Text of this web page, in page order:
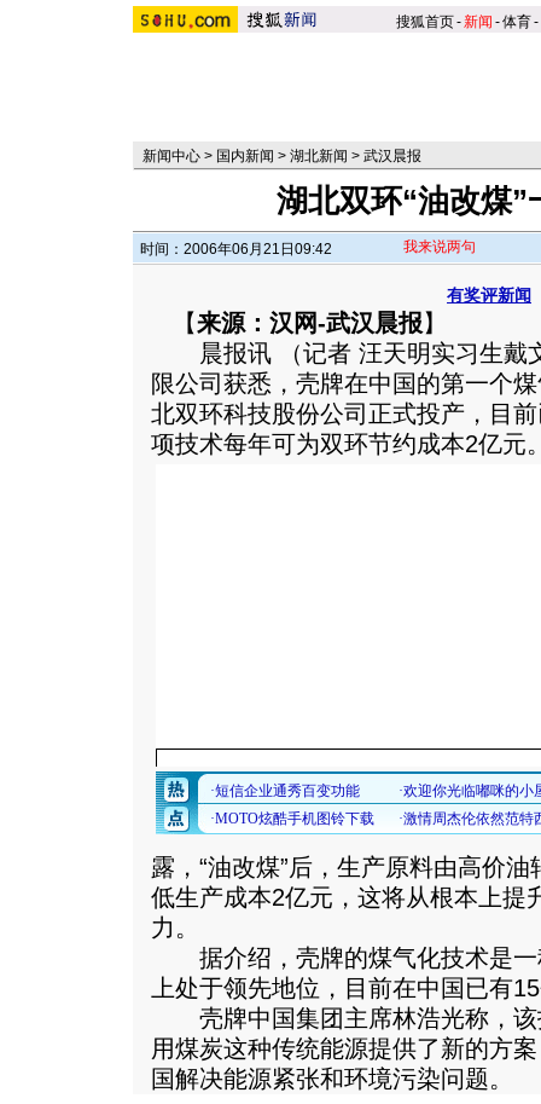
搜狐首页-新闻 -体育-
新闻中心 > 国内新闻 > 湖北新闻 > 武汉晨报
湖北双环“油改煤”
时间：2006年06月21日09:42 我来说两句
有奖评新闻
【来源：汉网-武汉晨报】
晨报讯 （记者 汪天明实习生戴
限公司获悉，壳牌在中国的第一个
北双环科技股份公司正式投产，目
项技术每年可为双环节约成本2亿元
露，“油改煤”后，生产原料由高价
低生产成本2亿元，这将从根本上提
力。
据介绍，壳牌的煤气化技术是一
上处于领先地位，目前在中国已有
壳牌中国集团主席林浩光称，该
用煤炭这种传统能源提供了新的方
国解决能源紧张和环境污染问题。